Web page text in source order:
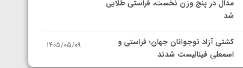
مدال در پنج وزن نخست، فراستی طلایی
شد
کشتی آزاد نوجوانان جهان؛ فراستی و
اسمعلی فینالیست شدند
1405/05/09